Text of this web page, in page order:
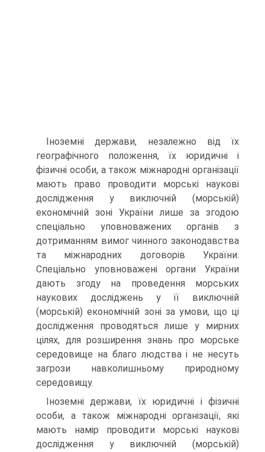
Іноземні держави, незалежно від їх
географічного положення, їх юридичні і
фізичні особи, а також міжнародні організації
мають право проводити морські наукові
дослідження у виключній (морській)
економічній зоні України лише за згодою
спеціально уповноважених органів з
дотриманням вимог чинного зако­нодавства
та міжнародних договорів України.
Спеціально уповноважені органи України
дають згоду на проведення морських
наукових досліджень у її виключній
(морській) економічній зоні за умови, що ці
дослідження проводяться лише у мирних
цілях, для розширення знань про морське
середовище на благо людства і не несуть
загрози навколишньому природному
середовищу.
Іноземні держави, їх юридичні і фізичні
особи, а також міжнародні організації, які
мають намір проводити морські наукові
дослідження у виключній (морській)